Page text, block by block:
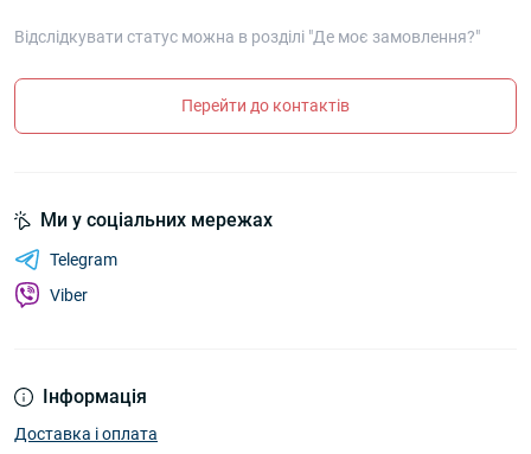
Відслідкувати статус можна в розділі "Де моє замовлення?"
Перейти до контактів
Інформація
Доставка і оплата
Ми у соціальних мережах
Telegram
Viber